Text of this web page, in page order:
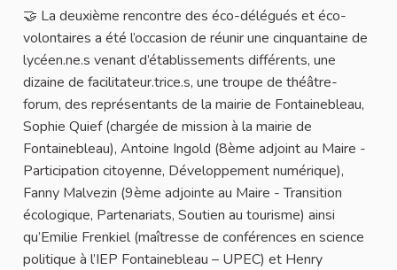
🤝 La deuxième rencontre des éco-délégués et éco-
volontaires a été l’occasion de réunir une cinquantaine de
lycéen.ne.s venant d’établissements différents, une
dizaine de facilitateur.trice.s, une troupe de théâtre-
forum, des représentants de la mairie de Fontainebleau,
Sophie Quief (chargée de mission à la mairie de
Fontainebleau), Antoine Ingold (8ème adjoint au Maire -
Participation citoyenne, Développement numérique),
Fanny Malvezin (9ème adjointe au Maire - Transition
écologique, Partenariats, Soutien au tourisme) ainsi
qu’Emilie Frenkiel (maîtresse de conférences en science
politique à l’IEP Fontainebleau – UPEC) et Henry